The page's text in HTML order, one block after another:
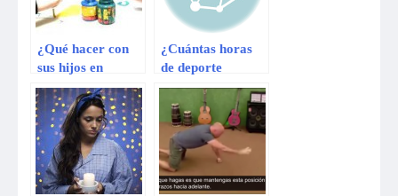
¿Qué hacer con
sus hijos en
vacaciones?
¿Cuántas horas
de deporte
ayudan a
combatir la
gripe?